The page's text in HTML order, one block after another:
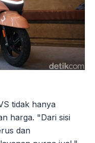
tidak hanya
harga. "Dari sisi
dan